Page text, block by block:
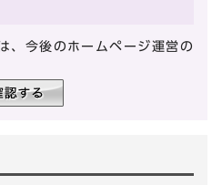
、今後のホームページ運営の